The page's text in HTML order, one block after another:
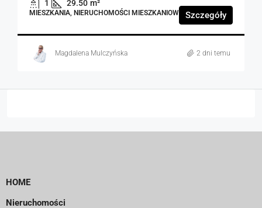
1 29.50 m²
MIESZKANIA, NIERUCHOMOŚCI MIESZKANIOWE Szczegóły
Magdalena Mulczyńska 2 dni temu
HOME
Nieruchomości